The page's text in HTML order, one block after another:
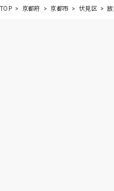
TOP 京都府 京都市 伏見区